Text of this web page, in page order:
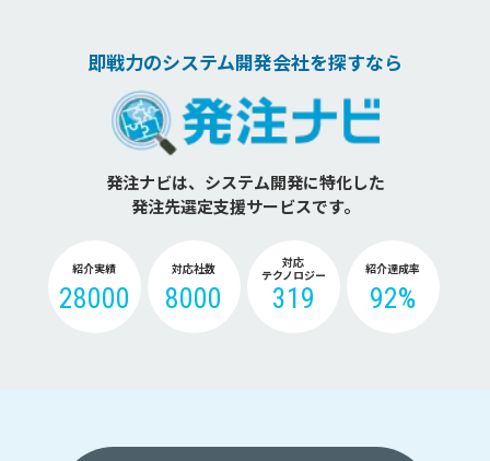
即戦力のシステム開発会社を探すなら
発注ナビは、システム開発に特化した
発注先選定支援サービスです。
紹介実績
28000
対応社数
8000
対応
テクノロジー
319
紹介達成率
92%